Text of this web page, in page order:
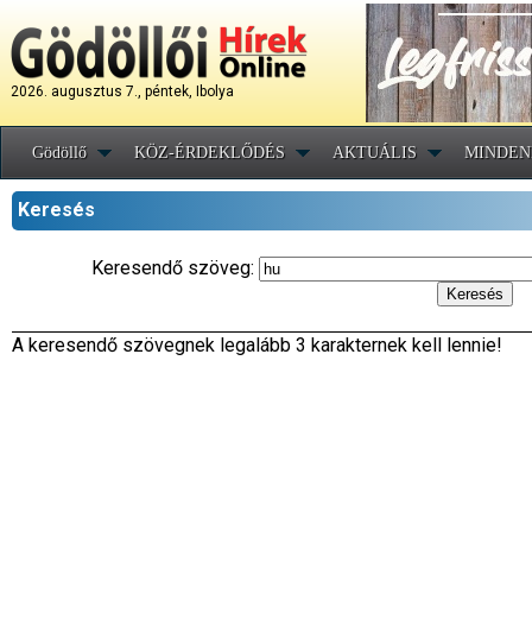
2026. augusztus 7., péntek, Ibolya
Gödöllő KÖZ-ÉRDEKLŐDÉS AKTUÁLIS
Keresés
Keresendő szöveg:
A keresendő szövegnek legalább 3 karakternek kell lennie!